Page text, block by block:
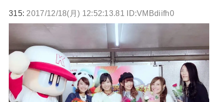
315: 2017/12/18(月) 12:52:13.81 ID:VMBdiifh0